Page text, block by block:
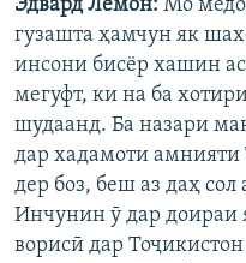
Эдвард Лемон: Мо
гузашта ҳамчун як
инсони бисёр хашин
мегуфт, ки на ба
шудаанд. Ба назари
дар хадамоти амнияти
дер боз, беш аз даҳ
Инчунин ӯ дар доираи
ворисӣ дар